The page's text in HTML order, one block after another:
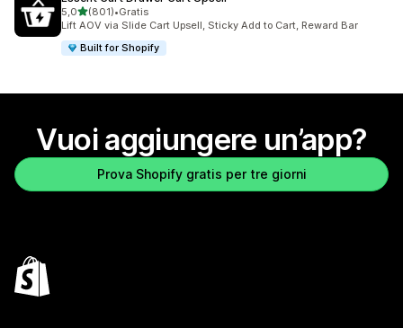
5,0stelle su 5
(801)
801 recensioni totali
•Gratis
Lift AOV via Slide Cart Upsell, Sticky Add to Cart, Reward Bar
Built for Shopify
Vuoi aggiungere un’app?
Prova Shopify gratis per tre giorni